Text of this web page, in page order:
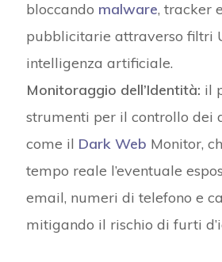
bloccando malware, tracker
pubblicitarie attraverso filtri
intelligenza artificiale.
Monitoraggio dell’Identità: il
strumenti per il controllo dei
come il Dark Web Monitor,
tempo reale l’eventuale
email, numeri di telefono e
mitigando il rischio di furti